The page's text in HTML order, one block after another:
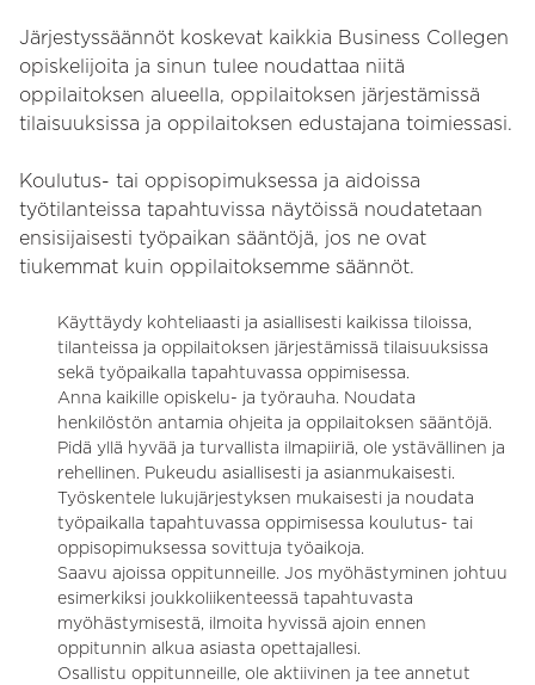
Järjestyssäännöt koskevat kaikkia Business Collegen
opiskelijoita ja sinun tulee noudattaa niitä
oppilaitoksen alueella, oppilaitoksen järjestämissä
tilaisuuksissa ja oppilaitoksen edustajana toimiessasi.
Koulutus- tai oppisopimuksessa ja aidoissa
työtilanteissa tapahtuvissa näytöissä noudatetaan
ensisijaisesti työpaikan sääntöjä, jos ne ovat
tiukemmat kuin oppilaitoksemme säännöt.
Käyttäydy kohteliaasti ja asiallisesti kaikissa tiloissa,
tilanteissa ja oppilaitoksen järjestämissä tilaisuuksissa
sekä työpaikalla tapahtuvassa oppimisessa.
Anna kaikille opiskelu- ja työrauha. Noudata
henkilöstön antamia ohjeita ja oppilaitoksen sääntöjä.
Pidä yllä hyvää ja turvallista ilmapiiriä, ole ystävällinen ja
rehellinen. Pukeudu asiallisesti ja asianmukaisesti.
Työskentele lukujärjestyksen mukaisesti ja noudata
työpaikalla tapahtuvassa oppimisessa koulutus- tai
oppisopimuksessa sovittuja työaikoja.
Saavu ajoissa oppitunneille. Jos myöhästyminen johtuu
esimerkiksi joukkoliikenteessä tapahtuvasta
myöhästymisestä, ilmoita hyvissä ajoin ennen
oppitunnin alkua asiasta opettajallesi.
Osallistu oppitunneille, ole aktiivinen ja tee annetut